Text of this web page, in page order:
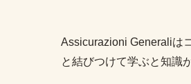
Assicurazioni Generaliは
と結びつけて学ぶと知識